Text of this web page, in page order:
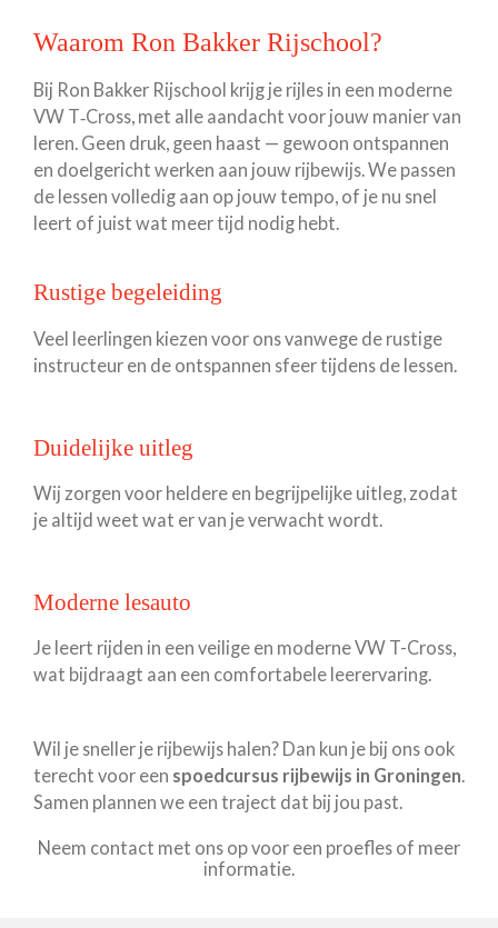
Waarom Ron Bakker Rijschool?
Bij Ron Bakker Rijschool krijg je rijles in een moderne
VW T‑Cross, met alle aandacht voor jouw manier van
leren. Geen druk, geen haast — gewoon ontspannen
en doelgericht werken aan jouw rijbewijs. We passen
de lessen volledig aan op jouw tempo, of je nu snel
leert of juist wat meer tijd nodig hebt.
Rustige begeleiding
Veel leerlingen kiezen voor ons vanwege de rustige
instructeur en de ontspannen sfeer tijdens de lessen.
Duidelijke uitleg
Wij zorgen voor heldere en begrijpelijke uitleg, zodat
je altijd weet wat er van je verwacht wordt.
Moderne lesauto
Je leert rijden in een veilige en moderne VW T-Cross,
wat bijdraagt aan een comfortabele leerervaring.
Wil je sneller je rijbewijs halen? Dan kun je bij ons ook
terecht voor een spoedcursus rijbewijs in Groningen.
Samen plannen we een traject dat bij jou past.
Neem contact met ons op voor een proefles of meer
informatie.